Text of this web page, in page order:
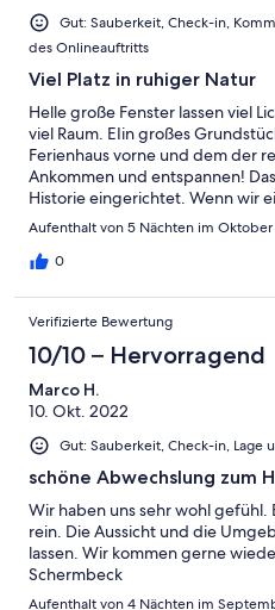
Gut: Sauberkeit, Check-in,
des Onlineauftritts
Viel Platz in ruhiger Natur
Helle große Fenster lassen viel
viel Raum. EIin großes
Ferienhaus vorne und dem der
Ankommen und entspannen!
Historie eingerichtet. Wenn wir
konnten wir sie jederzeit stellen.
Beeindruckend. Wir wollen
Aufenthalt von 5 Nächten im
0
Verifizierte Bewertung
10/10 – Hervorragend
Marco H.
10. Okt. 2022
Gut: Sauberkeit, Check-in, Lage
schöne Abwechslung zum
Wir haben uns sehr wohl gefühl.
rein. Die Aussicht und die
lassen. Wir kommen gerne
Schermbeck
Aufenthalt von 4 Nächten im